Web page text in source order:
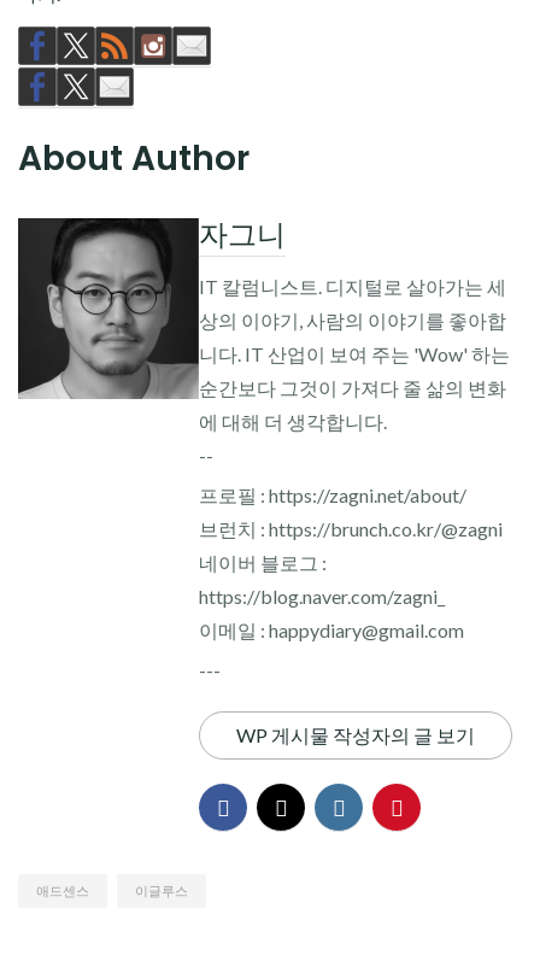
About Author
자그니
IT 칼럼니스트. 디지털로 살아가는 세
상의 이야기, 사람의 이야기를 좋아합
니다. IT 산업이 보여 주는 'Wow' 하는
순간보다 그것이 가져다 줄 삶의 변화
에 대해 더 생각합니다.
--
프로필 : https://zagni.net/about/
브런치 : https://brunch.co.kr/@zagni
네이버 블로그 :
https://blog.naver.com/zagni_
이메일 : happydiary@gmail.com
---
WP 게시물 작성자의 글 보기
애드센스 이글루스